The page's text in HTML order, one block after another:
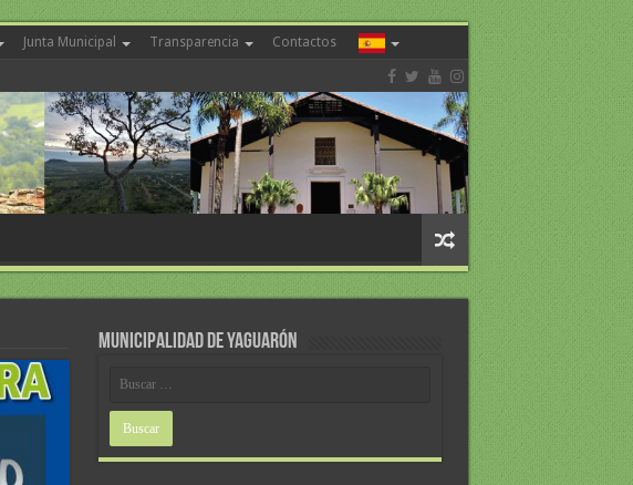
Junta Municipal Transparencia Contactos
MUNICIPALIDAD DE YAGUARÓN